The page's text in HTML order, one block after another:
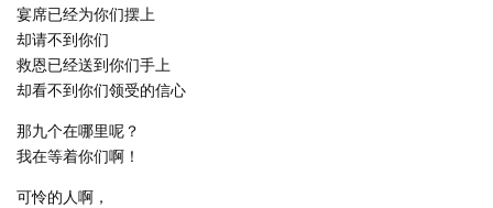
宴席已经为你们摆上
却请不到你们
救恩已经送到你们手上
却看不到你们领受的信心
那九个在哪里呢？
我在等着你们啊！
可怜的人啊，